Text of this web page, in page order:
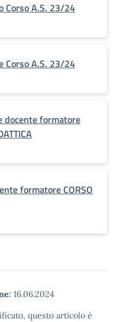
Corso A.S. 23/24
Corso A.S. 23/24
docente formatore
formatore CORSO
16.06.2024
questo articolo è